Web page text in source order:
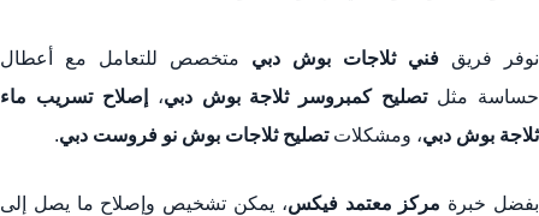
نوفر فريق فني ثلاجات بوش دبي متخصص للتعامل مع أعطال
حساسة مثلتصليح كمبروسر ثلاجة بوش دبي،
إصلاح تسريب ماء
ثلاجة بوش دبي، ومشكلاتتصليح ثلاجات بوش نو فروست دبي.
بفضل خبرة مركز معتمد فيكس، يمكن تشخيص وإصلاح ما يصل إلى